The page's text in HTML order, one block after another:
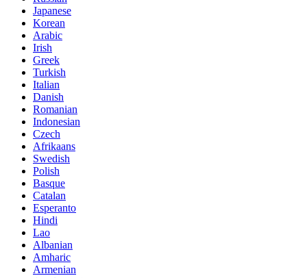
Japanese
Korean
Arabic
Irish
Greek
Turkish
Italian
Danish
Romanian
Indonesian
Czech
Afrikaans
Swedish
Polish
Basque
Catalan
Esperanto
Hindi
Lao
Albanian
Amharic
Armenian